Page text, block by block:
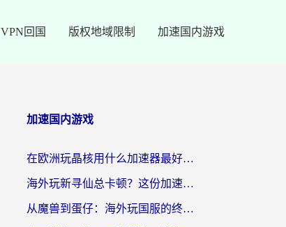
VPN回国 版权地域限制 加速国内游戏
加速国内游戏
在欧洲玩晶核用什么加速器最好呢？一个老玩家的真心话
海外玩新寻仙总卡顿？这份加速器选择指南让你秒回国服流畅体验
从魔兽到蛋仔：海外玩国服的终极加速指南，找到你的专属高速通道